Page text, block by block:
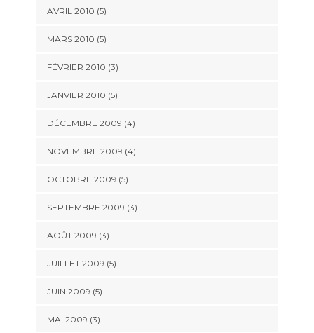
AVRIL 2010 (5)
MARS 2010 (5)
FÉVRIER 2010 (3)
JANVIER 2010 (5)
DÉCEMBRE 2009 (4)
NOVEMBRE 2009 (4)
OCTOBRE 2009 (5)
SEPTEMBRE 2009 (3)
AOÛT 2009 (3)
JUILLET 2009 (5)
JUIN 2009 (5)
MAI 2009 (3)